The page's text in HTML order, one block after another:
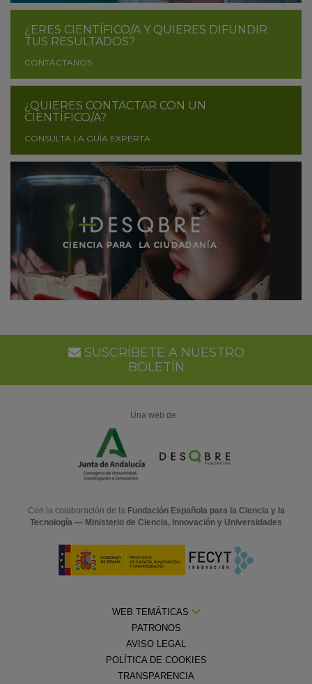
¿ERES CIENTÍFICO/A Y QUIERES DIFUNDIR
TUS RESULTADOS?
CONTÁCTANOS
¿QUIERES CONTACTAR CON UN
CIENTÍFICO/A?
CONSULTA LA GUÍA EXPERTA
SUSCRÍBETE A NUESTRO
BOLETÍN
Una web de:
Con la colaboración de la Fundación Española para la Ciencia y la
Tecnología — Ministerio de Ciencia, Innovación y Universidades
WEB TEMÁTICAS
PATRONOS
AVISO LEGAL
POLÍTICA DE COOKIES
TRANSPARENCIA